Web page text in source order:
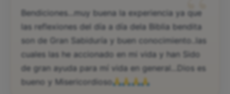
Bendiciones...muy buena la experiencia ya que
las reflexiones del día a día dela Biblia bendita
son de Gran Sabiduría y buen conocimiento..las
cuales las he accionado en mi vida y han Sido
de gran ayuda para mí vida en general...Dios es
bueno y Misericordioso